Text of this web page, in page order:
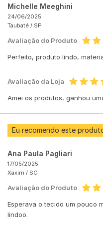
Michelle Meeghini
24/06/2025
Taubaté / SP
Avaliação do Produto
Perfeito, produto lindo,
Avaliação da Loja
Amei os produtos, ganhou
Eu recomendo este
Ana Paula Pagliari
17/05/2025
Xaxim / SC
Avaliação do Produto
Esperava o tecido um pouco
lindoo.